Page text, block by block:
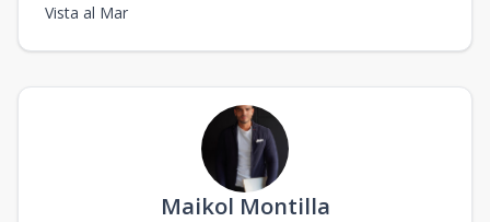
Vista al Mar
Maikol Montilla